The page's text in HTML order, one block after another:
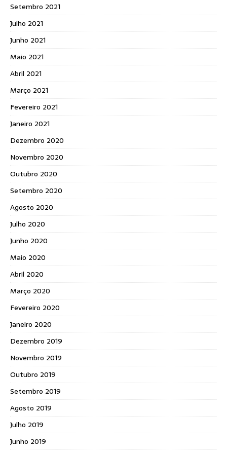
Setembro 2021
Julho 2021
Junho 2021
Maio 2021
Abril 2021
Março 2021
Fevereiro 2021
Janeiro 2021
Dezembro 2020
Novembro 2020
Outubro 2020
Setembro 2020
Agosto 2020
Julho 2020
Junho 2020
Maio 2020
Abril 2020
Março 2020
Fevereiro 2020
Janeiro 2020
Dezembro 2019
Novembro 2019
Outubro 2019
Setembro 2019
Agosto 2019
Julho 2019
Junho 2019